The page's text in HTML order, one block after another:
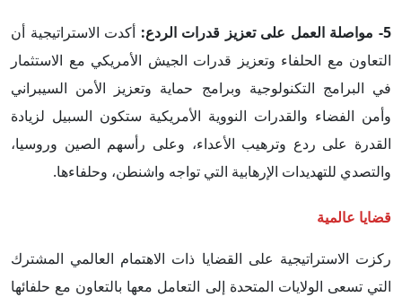
5- مواصلة العمل على تعزيز قدرات الردع: أكدت الاستراتيجية أن
التعاون مع الحلفاء وتعزيز قدرات الجيش الأمريكي مع الاستثمار
في البرامج التكنولوجية وبرامج حماية وتعزيز الأمن السيبراني
وأمن الفضاء والقدرات النووية الأمريكية ستكون السبيل لزيادة
القدرة على ردع وترهيب الأعداء، وعلى رأسهم الصين وروسيا،
والتصدي للتهديدات الإرهابية التي تواجه واشنطن، وحلفاءها.
قضايا عالمية
ركزت الاستراتيجية على القضايا ذات الاهتمام العالمي المشترك
التي تسعى الولايات المتحدة إلى التعامل معها بالتعاون مع حلفائها